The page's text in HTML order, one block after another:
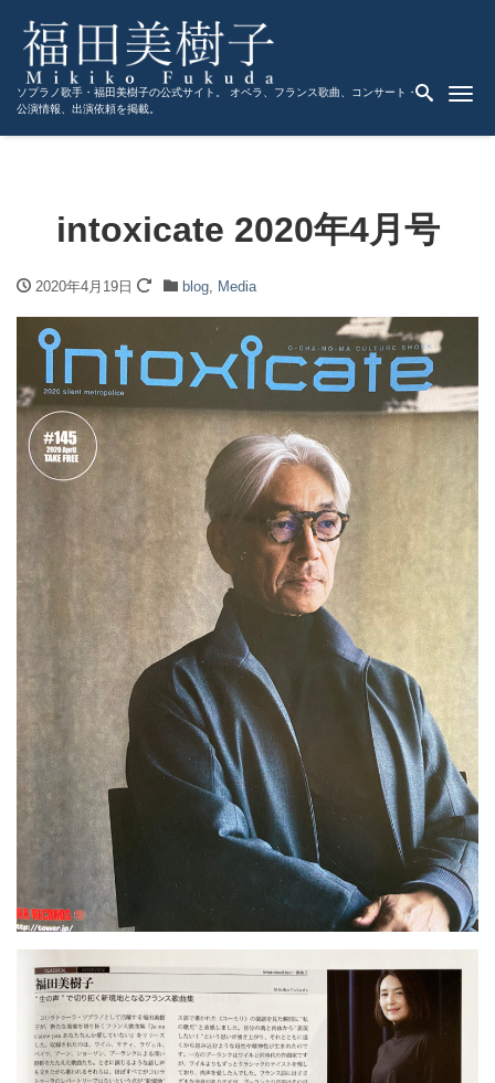
ソプラノ歌手・福田美樹子の公式サイト。 オペラ、フランス歌曲、コンサート・
公演情報、出演依頼を掲載。
intoxicate 2020年4月号
2020年4月19日 blog, Media